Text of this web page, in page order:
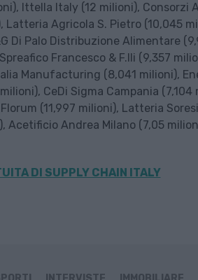
Ittella Italy (12 milioni), Consorzi
Agricola S. Pietro (10,045
Di Palo Distribuzione Alimentare
Francesco & F.lli (9,357
Manufacturing (8,041 milioni),
CeDi Sigma Campania (7,104
(11,997 milioni), Latteria
Acetificio Andrea Milano (7,05
DI SUPPLY CHAIN ITALY